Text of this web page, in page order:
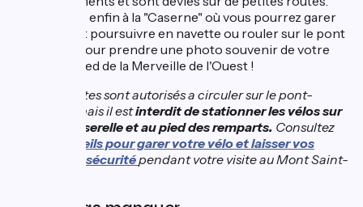
Vous arrivez enfin à la "Caserne" où vous pourrez garer
votre vélo et poursuivre en navette ou rouler sur le pont
passerelle pour prendre une photo souvenir de votre
arrivée au pied de la Merveille de l'Ouest !
Les cyclistes sont autorisés a circuler sur le pont-
passerelle mais il estinterdit de stationner les vélos sur
le pont-passerelle et au pied des remparts. Consultez
nos conseils pour garer votre vélo et laisser vos
bagages en sécuritépendant votre visite au Mont Saint-